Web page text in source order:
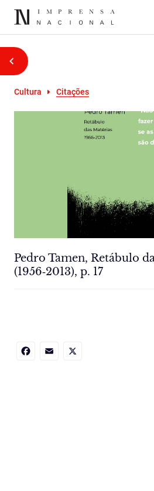
Cultura Citações
Pedro Tamen, Retábulo
(1956‑2013), p. 17